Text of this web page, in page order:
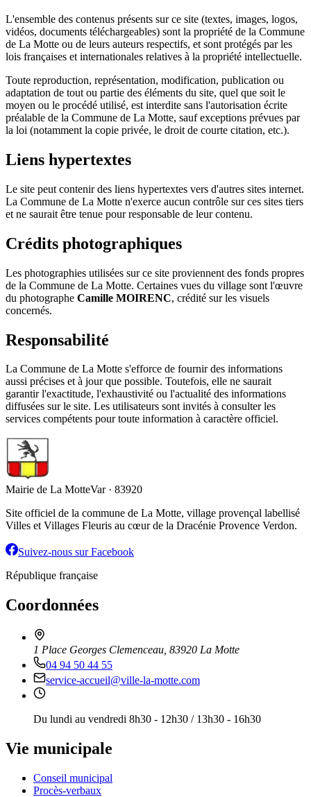
L'ensemble des contenus présents sur ce site (textes, images, logos,
vidéos, documents téléchargeables) sont la propriété de la Commune
de La Motte ou de leurs auteurs respectifs, et sont protégés par les
lois françaises et internationales relatives à la propriété intellectuelle.
Toute reproduction, représentation, modification, publication ou
adaptation de tout ou partie des éléments du site, quel que soit le
moyen ou le procédé utilisé, est interdite sans l'autorisation écrite
préalable de la Commune de La Motte, sauf exceptions prévues par
la loi (notamment la copie privée, le droit de courte citation, etc.).
Liens hypertextes
Le site peut contenir des liens hypertextes vers d'autres sites internet.
La Commune de La Motte n'exerce aucun contrôle sur ces sites tiers
et ne saurait être tenue pour responsable de leur contenu.
Crédits photographiques
Les photographies utilisées sur ce site proviennent des fonds propres
de la Commune de La Motte. Certaines vues du village sont l'œuvre
du photographe Camille MOIRENC, crédité sur les visuels
concernés.
Responsabilité
La Commune de La Motte s'efforce de fournir des informations
aussi précises et à jour que possible. Toutefois, elle ne saurait
garantir l'exactitude, l'exhaustivité ou l'actualité des informations
diffusées sur le site. Les utilisateurs sont invités à consulter les
services compétents pour toute information à caractère officiel.
Mairie de La MotteVar · 83920
Site officiel de la commune de La Motte, village provençal labellisé
Villes et Villages Fleuris au cœur de la Dracénie Provence Verdon.
Suivez-nous sur Facebook
République française
Coordonnées
1 Place Georges Clemenceau, 83920 La Motte
04 94 50 44 55
service-accueil@ville-la-motte.com
Du lundi au vendredi 8h30 - 12h30 / 13h30 - 16h30
Vie municipale
Conseil municipal
Procès-verbaux